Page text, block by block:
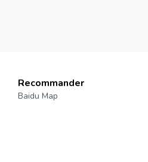
Recommander
Baidu Map